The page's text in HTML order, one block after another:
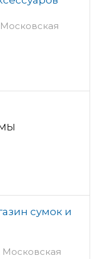
МЫ
сумок и
Московская